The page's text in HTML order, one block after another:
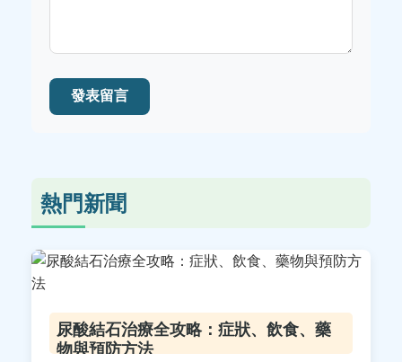
發表留言
熱門新聞
尿酸結石治療全攻略：症狀、飲食、藥
物與預防方法